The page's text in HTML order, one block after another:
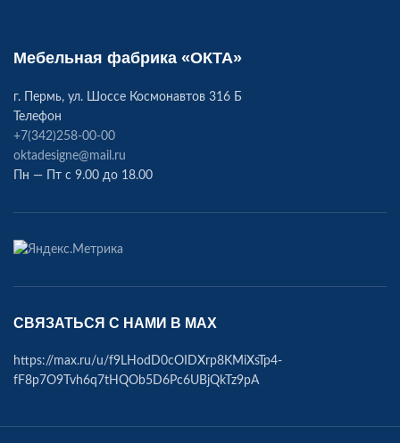
Мебельная фабрика «ОКТА»
г. Пермь, ул. Шоссе Космонавтов 316 Б
Телефон
+7(342)258-00-00
oktadesigne@mail.ru
Пн — Пт с 9.00 до 18.00
СВЯЗАТЬСЯ С НАМИ В МАХ
https://max.ru/u/f9LHodD0cOIDXrp8KMiXsTp4-
fF8p7O9Tvh6q7tHQOb5D6Pc6UBjQkTz9pA